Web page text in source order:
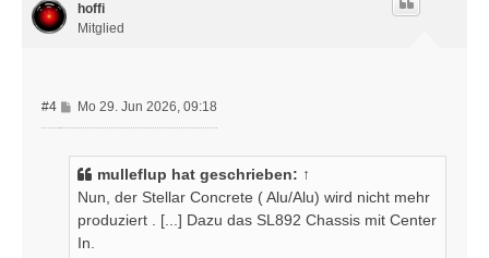
hoffi
Mitglied
#4
B
e
a
g
Mo 29. Jun 2026, 09:18
mulleflup hat geschrieben: ↑
Nun, der Stellar Concrete ( Alu/Alu) wird nicht mehr
produziert . [...] Dazu das SL892 Chassis mit Center
In.